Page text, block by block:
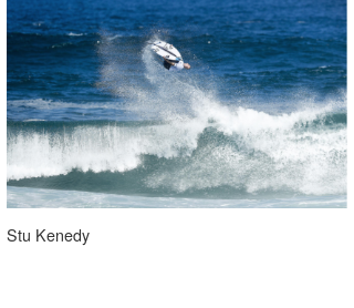
Stu Kenedy